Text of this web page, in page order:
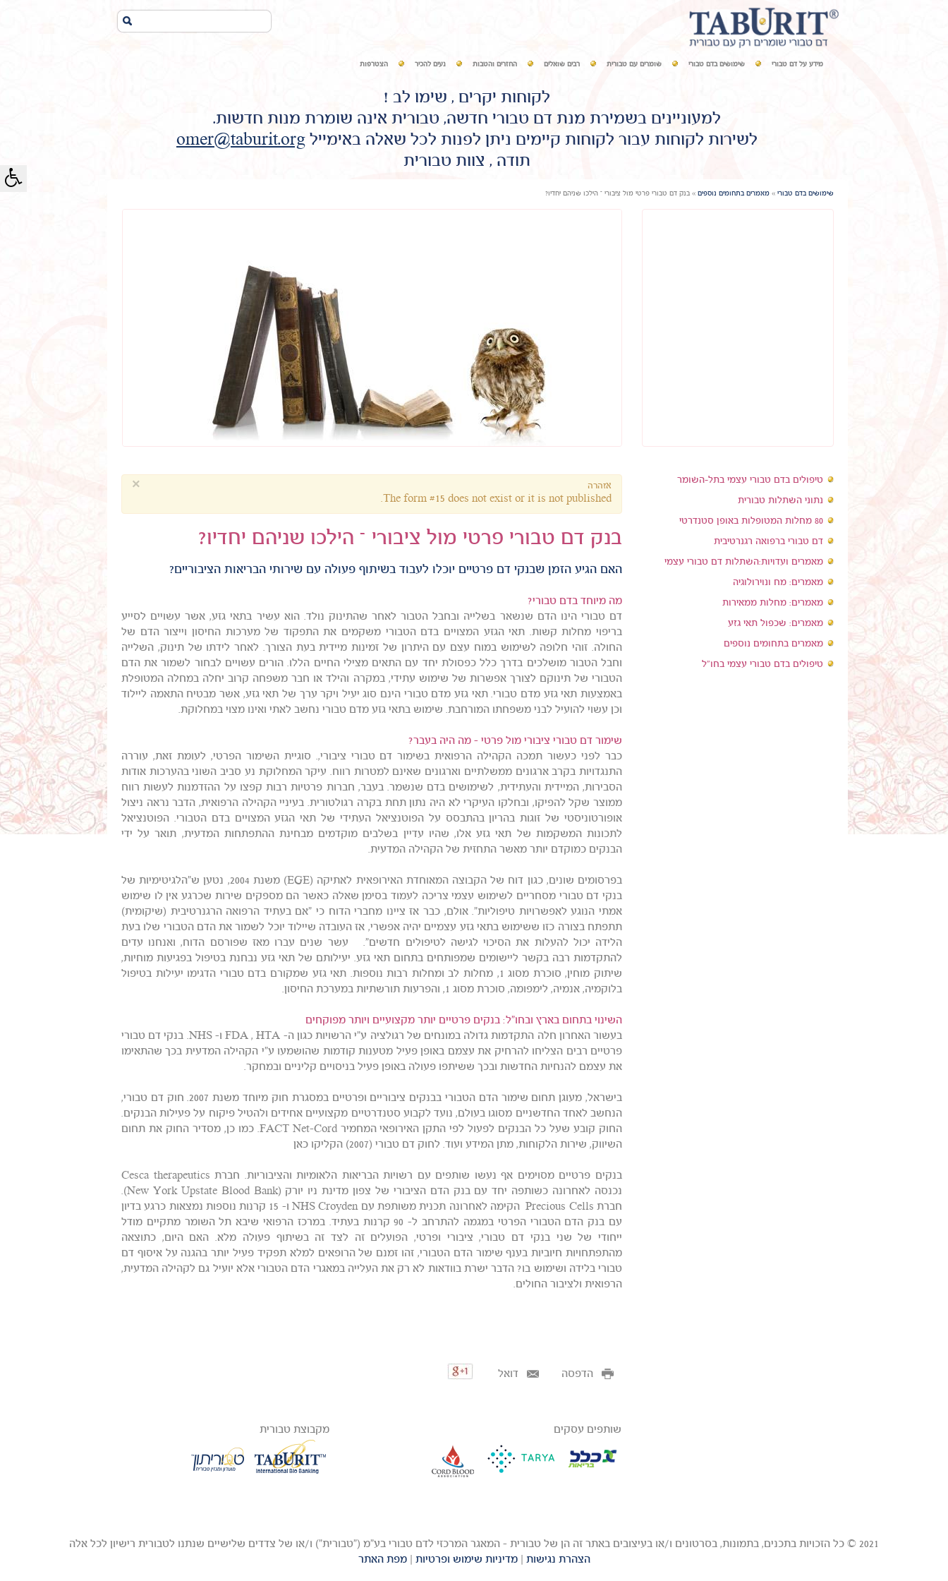
מידע על דם טבורי שימושים בדם טבורי שומרים עם טבורית רבים שואלים החזרים והטבות נעים להכיר הצטרפות
לקוחות יקרים , שימו לב !
למעוניינים בשמירת מנת דם טבורי חדשה, טבורית אינה שומרת מנות חדשות.
לשירות לקוחות עבור לקוחות קיימים ניתן לפנות לכל שאלה באימייל omer@taburit.org
תודה , צוות טבורית
שימושים בדם טבורי » מאמרים בתחומים נוספים » בנק דם טבורי פרטי מול ציבורי – הילכו שניהם יחדיו?
טיפולים בדם טבורי עצמי בתל-השומר
נתוני השתלות טבורית
80 מחלות המטופלות באופן סטנדרטי
דם טבורי ברפואה רגנרטיבית
מאמרים ועדויות:השתלות דם טבורי עצמי
מאמרים: מח ונוירולוגיה
מאמרים: מחלות ממאירות
מאמרים: שכפול תאי גזע
מאמרים בתחומים נוספים
טיפולים בדם טבורי עצמי בחו"ל
× אזהרה
The form #15 does not exist or it is not published.
בנק דם טבורי פרטי מול ציבורי – הילכו שניהם יחדיו?
האם הגיע הזמן שבנקי דם פרטיים יוכלו לעבוד בשיתוף פעולה עם שירותי הבריאות הציבוריים?
מה מיוחד בדם טבורי?
דם טבורי הינו הדם שנשאר בשלייה ובחבל הטבור לאחר שהתינוק נולד. הוא עשיר בתאי גזע, אשר עשויים לסייע
בריפוי מחלות קשות. תאי הגזע המצויים בדם הטבורי משקמים את התפקוד של מערכות החיסון וייצור הדם של
החולה. זוהי חלופה לשימוש במוח עצם עם היתרון של זמינות מיידית בעת הצורך. לאחר לידתו של תינוק, השלייה
וחבל הטבור מושלכים בדרך כלל כפסולת יחד עם התאים מצילי החיים הללו. הורים עשויים לבחור לשמור את הדם
הטבורי של תינוקם לצורך אפשרות של שימוש עתידי, במקרה והילד או חבר משפחה קרוב יחלה במחלה המטופלת
באמצעות תאי גזע מדם טבורי. תאי גזע מדם טבורי הינם סוג יעיל ויקר ערך של תאי גזע, אשר מבטיח התאמה ליילוד
וכן עשוי להועיל לבני משפחתו המורחבת. שימוש בתאי גזע מדם טבורי נחשב לאתי ואינו מצוי במחלוקת.
שימור דם טבורי ציבורי מול פרטי - מה היה בעבר?
כבר לפני כעשור תמכה הקהילה הרפואית בשימור דם טבורי ציבורי,. סוגיית השימור הפרטי, לעומת זאת, עוררה
התנגדויות בקרב ארגונים ממשלתיים וארגונים שאינם למטרות רווח. עיקר המחלוקת נע סביב השוני בהערכות אודות
הסבירות, המיידית והעתידית, לשימושים בדם שנשמר. בעבר, חברות פרטיות רבות קפצו על ההזדמנות לעשות רווח
ממוצר שקל להפיקו, ובחלקו העיקרי לא היה נתון תחת בקרה רגולטורית. בעיניי הקהילה הרפואית, הדבר נראה ניצול
אופורטוניסטי של זוגות בהריון בהתבסס על הפוטנציאל העתידי של תאי הגזע המצויים בדם הטבורי. הפוטנציאל
לתכונות המשקמות של תאי גזע אלו, שהיו עדיין בשלבים מוקדמים מבחינת ההתפתחות המדעית, תואר על ידי
הבנקים כמוקדם יותר מאשר התחזית של הקהילה המדעית.
בפרסומים שונים, כגון דוח של הקבוצה המאוחדת האירופאית לאתיקה (EGE) משנת 2004, נטען ש"הלגיטימיות של
בנקי דם טבורי מסחריים לשימוש עצמי צריכה לעמוד בסימן שאלה כאשר הם מספקים שירות שכרגע אין לו שימוש
אמתי הנוגע לאפשרויות טיפוליות". אולם, כבר אז ציינו מחברי הדוח כי "אם בעתיד הרפואה הרגנרטיבית (שיקומית)
תתפתח בצורה כזו ששימוש בתאי גזע עצמיים יהיה אפשרי, אז העובדה שיילוד יוכל לשמור את הדם הטבורי שלו בעת
הלידה יכול להעלות את הסיכוי לגישה לטיפולים חדשים". עשר שנים עברו מאז שפורסם הדוח, ואנחנו עדים
להתקדמות רבה בקשר ליישומים שמפותחים בתחום תאי גזע. יעילותם של תאי גזע נבחנת בטיפול בפגיעות מוחיות,
שיתוק מוחין, סוכרת מסוג 1, מחלות לב ומחלות רבות נוספות. תאי גזע שמקורם בדם טבורי הדגימו יעילות בטיפול
בלוקמיה, אנמיה, לימפומה, סוכרת מסוג 1, והפרעות תורשתיות במערכת החיסון.
השינוי בתחום בארץ ובחו"ל: בנקים פרטיים יותר מקצועיים ויותר מפוקחים
בעשור האחרון חלה התקדמות גדולה במונחים של רגולציה ע"י הרשויות כגון ה- FDA , HTA ו- NHS. בנקי דם טבורי
פרטיים רבים הצליחו להרחיק את עצמם באופן פעיל מטענות קודמות שהושמעו ע"י הקהילה המדעית בכך שהתאימו
את עצמם להנחיות החדשות ובכך ששיתפו פעולה באופן פעיל בניסויים קליניים ובמחקר.
בישראל, מעוגן תחום שימור הדם הטבורי בבנקים ציבוריים ופרטיים במסגרת חוק מיוחד משנת 2007. חוק דם טבורי,
הנחשב לאחד החדשניים מסוגו בעולם, נועד לקבוע סטנדרטיים מקצועיים אחידים ולהטיל פיקוח על פעילות הבנקים.
החוק קובע שעל כל הבנקים לפעול לפי התקן האירופאי המחמיר FACT Net-Cord. כמו כן, מסדיר החוק את תחום
השיווק, שירות הלקוחות, מתן המידע ועוד. לחוק דם טבורי (2007) הקליקו כאן
בנקים פרטיים מסוימים אף נעשו שותפים עם רשויות הבריאות הלאומיות והציבוריות. חברת Cesca therapeutics
נכנסה לאחרונה כשותפה יחד עם בנק הדם הציבורי של צפון מדינת ניו יורק (New York Upstate Blood Bank).
חברת Precious Cells הקימה לאחרונה תכנית משותפת עם NHS Croyden ו- 15 קרנות נוספות נמצאות כרגע בדיון
עם בנק הדם הטבורי הפרטי במגמה להתרחב ל- 90 קרנות בעתיד. במרכז הרפואי שיבא תל השומר מתקיים מודל
ייחודי של שני בנקי דם טבורי, ציבורי ופרטי, הפועלים זה לצד זה בשיתוף פעולה מלא. האם היום, כתוצאה
מהתפתחויות חיוביות בענף שימור הדם הטבורי, זהו זמנם של הרופאים למלא תפקיד פעיל יותר בהגנה על איסוף דם
טבורי בלידה ושימוש בו? הדבר ישרת בוודאות לא רק את העלייה במאגרי הדם הטבורי אלא יועיל גם לקהילה המדעית,
הרפואית ולציבור החולים.
הדפסה דואל
שותפים עסקים מקבוצת טבורית
2021 © כל הזכויות בתכנים, בתמונות, בסרטונים ו/או בעיצובים באתר זה הן של טבורית - המאגר המרכזי לדם טבורי בע"מ ("טבורית") ו/או של צדדים שלישיים שנתנו לטבורית רישיון לכל אלה
הצהרת נגישות |מדיניות שימוש ופרטיות |מפת האתר